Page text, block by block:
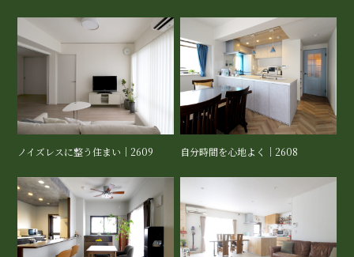
ノイズレスに整う住まい｜2609 自分時間を心地よく｜2608